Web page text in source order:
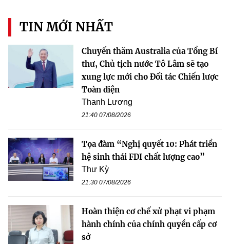
TIN MỚI NHẤT
Chuyến thăm Australia của Tổng Bí
thư, Chủ tịch nước Tô Lâm sẽ tạo
xung lực mới cho Đối tác Chiến lược
Toàn diện
Thanh Lương
21:40 07/08/2026
Tọa đàm “Nghị quyết 10: Phát triển
hệ sinh thái FDI chất lượng cao”
Thư Kỳ
21:30 07/08/2026
Hoàn thiện cơ chế xử phạt vi phạm
hành chính của chính quyền cấp cơ
sở